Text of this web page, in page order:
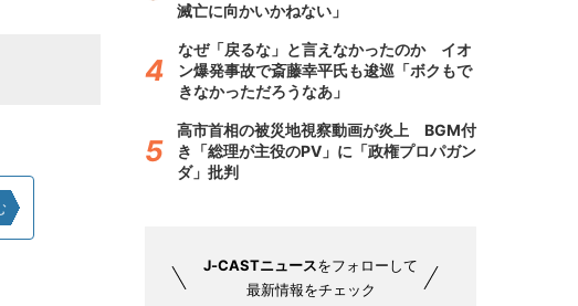
滅亡に向かいかねない」
なぜ「戻るな」と言えなかったのか イオ
ン爆発事故で斎藤幸平氏も逡巡「ボクもで
きなかっただろうなあ」
高市首相の被災地視察動画が炎上 BGM付
き「総理が主役のPV」に「政権プロパガン
ダ」批判
J-CASTニュースをフォローして
最新情報をチェック